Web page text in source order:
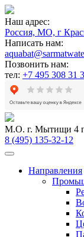
Наш адрес:
Россия, МО, г
Написать нам:
Позвонить нам:
тел: +7 495 308 31
М.О. г. Мытищи 4
8 (495) 135-32-12
Направления